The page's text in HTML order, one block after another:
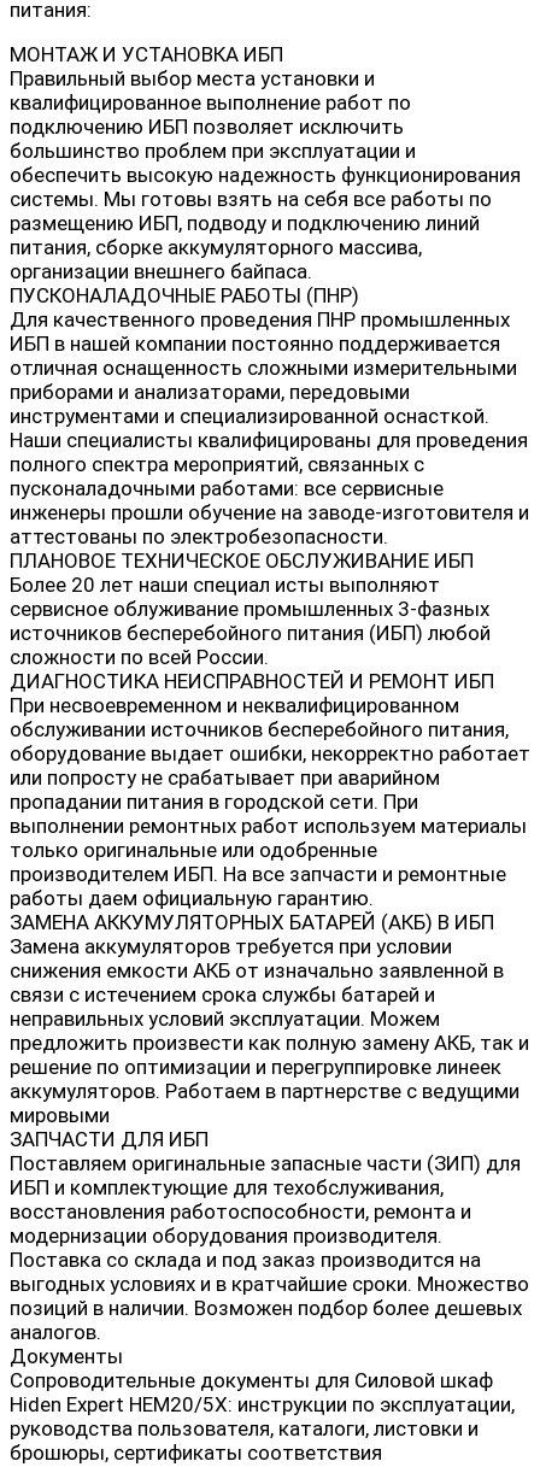
питания:
МОНТАЖ И УСТАНОВКА ИБП
Правильный выбор места установки и
квалифицированное выполнение работ по
подключению ИБП позволяет исключить
большинство проблем при эксплуатации и
обеспечить высокую надежность функционирования
системы. Мы готовы взять на себя все работы по
размещению ИБП, подводу и подключению линий
питания, сборке аккумуляторного массива,
организации внешнего байпаса.
ПУСКОНАЛАДОЧНЫЕ РАБОТЫ (ПНР)
Для качественного проведения ПНР промышленных
ИБП в нашей компании постоянно поддерживается
отличная оснащенность сложными измерительными
приборами и анализаторами, передовыми
инструментами и специализированной оснасткой.
Наши специалисты квалифицированы для проведения
полного спектра мероприятий, связанных с
пусконаладочными работами: все сервисные
инженеры прошли обучение на заводе-изготовителя и
аттестованы по электробезопасности.
ПЛАНОВОЕ ТЕХНИЧЕСКОЕ ОБСЛУЖИВАНИЕ ИБП
Более 20 лет наши специал исты выполняют
сервисное облуживание промышленных 3-фазных
источников бесперебойного питания (ИБП) любой
сложности по всей России.
ДИАГНОСТИКА НЕИСПРАВНОСТЕЙ И РЕМОНТ ИБП
При несвоевременном и неквалифицированном
обслуживании источников бесперебойного питания,
оборудование выдает ошибки, некорректно работает
или попросту не срабатывает при аварийном
пропадании питания в городской сети. При
выполнении ремонтных работ используем материалы
только оригинальные или одобренные
производителем ИБП. На все запчасти и ремонтные
работы даем официальную гарантию.
ЗАМЕНА АККУМУЛЯТОРНЫХ БАТАРЕЙ (АКБ) В ИБП
Замена аккумуляторов требуется при условии
снижения емкости АКБ от изначально заявленной в
связи с истечением срока службы батарей и
неправильных условий эксплуатации. Можем
предложить произвести как полную замену АКБ, так и
решение по оптимизации и перегруппировке линеек
аккумуляторов. Работаем в партнерстве с ведущими
мировыми
ЗАПЧАСТИ ДЛЯ ИБП
Поставляем оригинальные запасные части (ЗИП) для
ИБП и комплектующие для техобслуживания,
восстановления работоспособности, ремонта и
модернизации оборудования производителя.
Поставка со склада и под заказ производится на
выгодных условиях и в кратчайшие сроки. Множество
позиций в наличии. Возможен подбор более дешевых
аналогов.
Документы
Сопроводительные документы для Силовой шкаф
Hiden Expert HEM20/5X: инструкции по эксплуатации,
руководства пользователя, каталоги, листовки и
брошюры, сертификаты соответствия